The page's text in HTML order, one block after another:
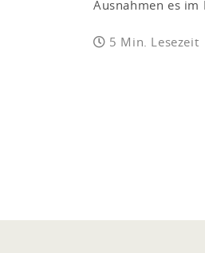
Ausnahmen es im
5 Min. Lesezeit